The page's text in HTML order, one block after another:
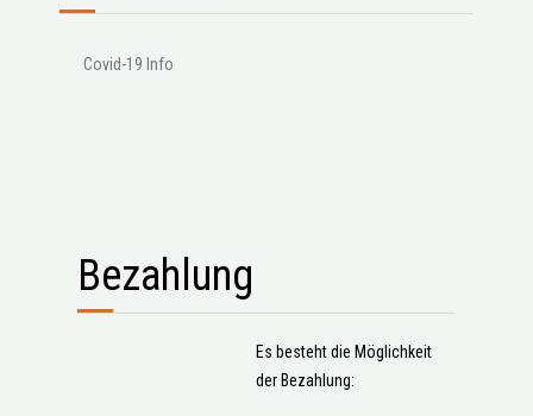
Covid-19 Info
Bezahlung
Es besteht die Möglichkeit
der Bezahlung: